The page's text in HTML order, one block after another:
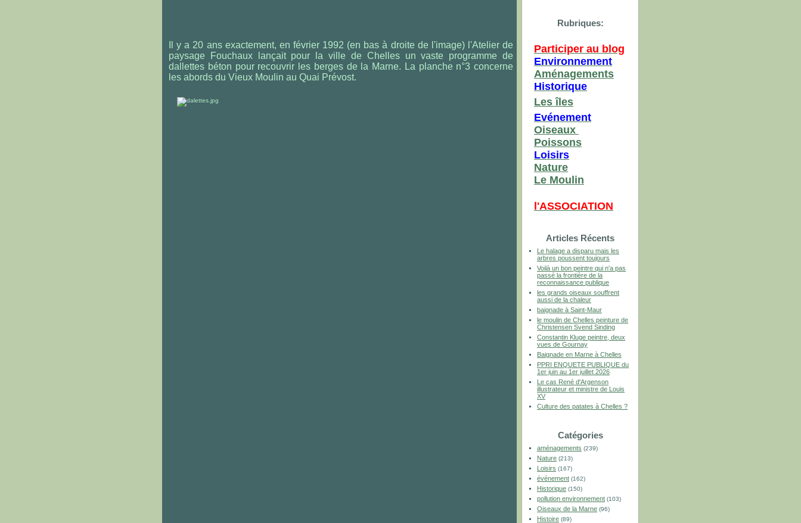
Il y a 20 ans exactement, en février 1992 (en bas à droite de l'image) l'Atelier de
paysage Fouchaux lançait pour la ville de Chelles un vaste programme de
dallettes béton pour recouvrir les berges de la Marne. La planche n°3 concerne
les abords du Vieux Moulin au Quai Prévost.
Rubriques:
Participer au blog
Environnement
Aménagements
Historique
Les îles
Evénement
Oiseaux
Poissons
Loisirs
Nature
Le Moulin
l'ASSOCIATION
Articles Récents
Le halage a disparu mais les
arbres poussent toujours
Voilà un bon peintre qui n'a pas
passé la frontière de la
reconnaissance publique
les grands oiseaux souffrent
aussi de la chaleur
baignade à Saint-Maur
le moulin de Chelles peinture de
Christensen Svend Sinding
Constantin Kluge peintre, deux
vues de Gournay
Baignade en Marne à Chelles
PPRI ENQUETE PUBLIQUE du
1er juin au 1er juillet 2026
Le cas René d'Argenson
illustrateur et ministre de Louis
XV
Culture des patates à Chelles ?
Catégories
aménagements (239)
Nature (213)
Loisirs (167)
événement (162)
Historique (150)
pollution environnement (103)
Oiseaux de la Marne (96)
Histoire (89)